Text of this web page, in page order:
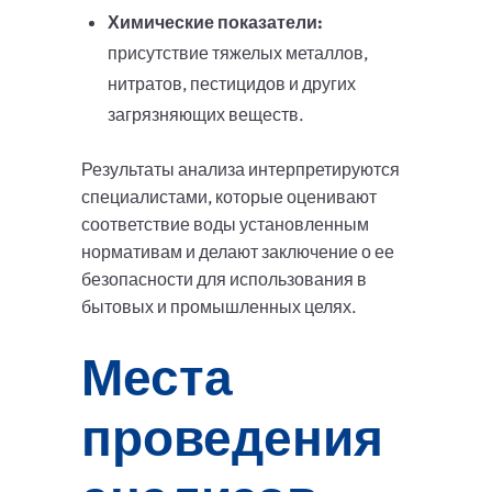
Химические показатели:
присутствие тяжелых металлов,
нитратов, пестицидов и других
загрязняющих веществ.
Результаты анализа интерпретируются
специалистами, которые оценивают
соответствие воды установленным
нормативам и делают заключение о ее
безопасности для использования в
бытовых и промышленных целях.
Места
проведения